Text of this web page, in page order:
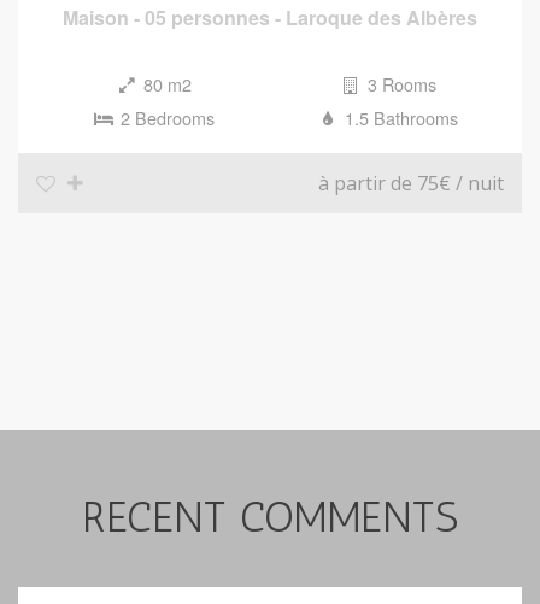
Maison -05 personnes - Laroque des Albères
80 m2
3 Rooms
2 Bedrooms
1.5 Bathrooms
à partir de 75€ / nuit
RECENT COMMENTS